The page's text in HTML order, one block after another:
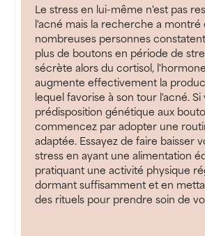
Le stress en lui-même n'est pas
l'acné mais la recherche a montré
nombreuses personnes
plus de boutons en période de
sécrète alors du cortisol,
augmente effectivement la
lequel favorise à son tour l'acné.
prédisposition génétique aux
commencez par adopter une
adaptée. Essayez de faire baisser
stress en ayant une alimentation
pratiquant une activité physique
dormant suffisamment et en
des rituels pour prendre soin de